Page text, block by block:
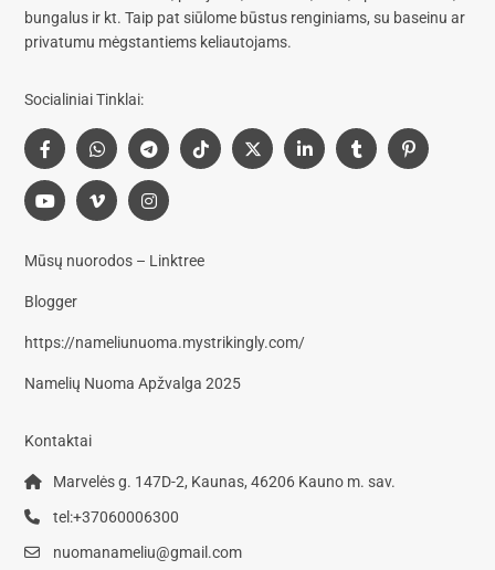
bungalus ir kt. Taip pat siūlome būstus renginiams, su baseinu ar
privatumu mėgstantiems keliautojams.
Socialiniai Tinklai:
Mūsų nuorodos – Linktree
Blogger
https://nameliunuoma.mystrikingly.com/
Namelių Nuoma Apžvalga 2025
Kontaktai
Marvelės g. 147D-2, Kaunas, 46206 Kauno m. sav.
tel:+37060006300
nuomanameliu@gmail.com